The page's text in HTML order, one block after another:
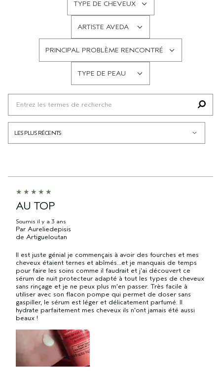
TYPE DE CHEVEUX
ARTISTE AVEDA
PRINCIPAL PROBLÈME RENCONTRÉ
TYPE DE PEAU
AU TOP
Soumis il y a 3 ans
Par Aureliedepisis
de Artigueloutan
Il est juste génial je commençais à avoir des fourches et mes
cheveux étaient ternes et abîmés...et je manquais de temps
pour faire les soins comme il faudrait et j'ai découvert ce
sérum de nuit protecteur adapté à tout les types de cheveux
sans rinçage et je ne peux plus m'en passer. Très facile à
utiliser avec son flacon pompe qui permet de doser sans
gaspiller, le sérum est léger et délicatement parfumé. Il
hydrate parfaitement mes cheveux ils n'ont jamais été aussi
beaux !